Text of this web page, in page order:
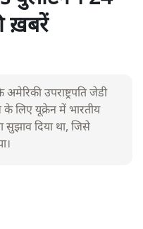
ख़बरें
उपराष्ट्रपति जेडी
लिए यूक्रेन में भारतीय
सुझाव दिया था, जिसे